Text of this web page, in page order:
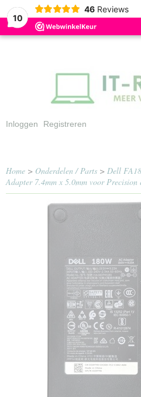
10
46 Reviews
Inloggen Registreren
Home > Onderdelen / Parts > Dell
Adapter 7.4mm x 5.0mm voor